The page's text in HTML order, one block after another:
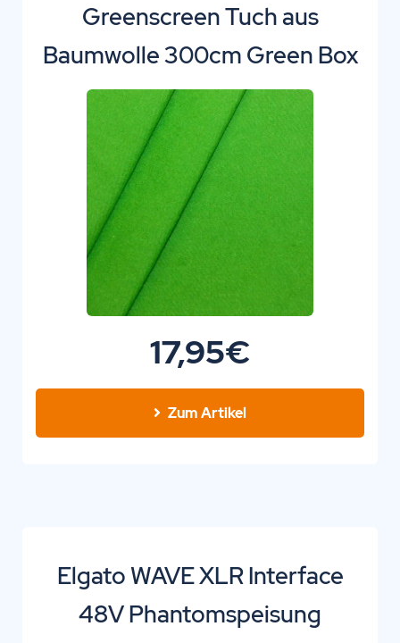
Greenscreen Tuch aus
Baumwolle 300cm Green Box
17,95€
Zum Artikel
Elgato WAVE XLR Interface
48V Phantomspeisung